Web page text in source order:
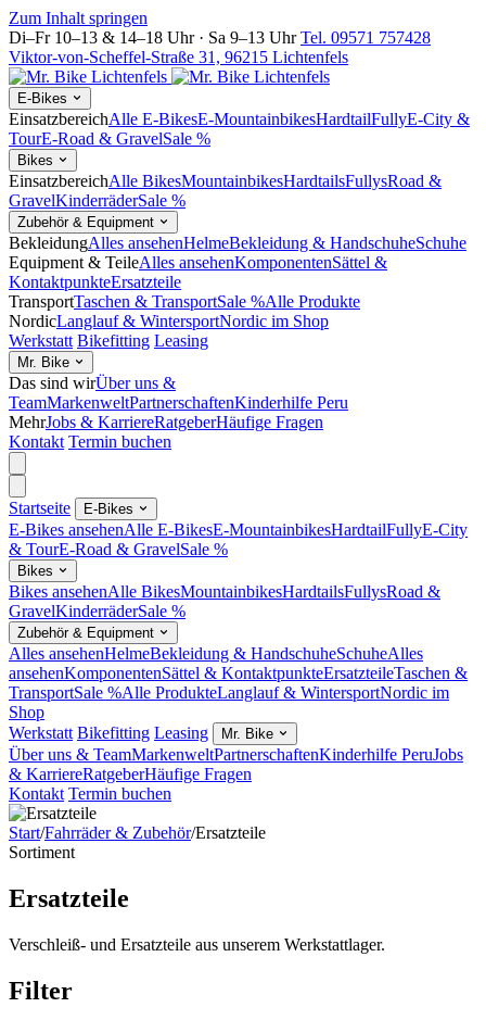
Zum Inhalt springen
Di–Fr 10–13 & 14–18 Uhr · Sa 9–13 Uhr Tel. 09571 757428
Viktor-von-Scheffel-Straße 31, 96215 Lichtenfels
E-Bikes
EinsatzbereichAlle E-BikesE-MountainbikesHardtailFullyE-City &
TourE-Road & GravelSale %
Bikes
EinsatzbereichAlle BikesMountainbikesHardtailsFullysRoad &
GravelKinderräderSale %
Zubehör & Equipment
BekleidungAlles ansehenHelmeBekleidung & HandschuheSchuhe
Equipment & TeileAlles ansehenKomponentenSättel &
KontaktpunkteErsatzteile
TransportTaschen & TransportSale %Alle Produkte
NordicLanglauf & WintersportNordic im Shop
Werkstatt Bikefitting Leasing
Mr. Bike
Das sind wirÜber uns &
TeamMarkenweltPartnerschaftenKinderhilfe Peru
MehrJobs & KarriereRatgeberHäufige Fragen
Kontakt Termin buchen
Startseite E-Bikes
E-Bikes ansehenAlle E-BikesE-MountainbikesHardtailFullyE-City
& TourE-Road & GravelSale %
Bikes
Bikes ansehenAlle BikesMountainbikesHardtailsFullysRoad &
GravelKinderräderSale %
Zubehör & Equipment
Alles ansehenHelmeBekleidung & HandschuheSchuheAlles
ansehenKomponentenSättel & KontaktpunkteErsatzteileTaschen &
TransportSale %Alle ProdukteLanglauf & WintersportNordic im
Shop
Werkstatt Bikefitting Leasing Mr. Bike
Über uns & TeamMarkenweltPartnerschaftenKinderhilfe PeruJobs
& KarriereRatgeberHäufige Fragen
Kontakt Termin buchen
Start/Fahrräder & Zubehör/Ersatzteile
Sortiment
Ersatzteile
Verschleiß- und Ersatzteile aus unserem Werkstattlager.
Filter